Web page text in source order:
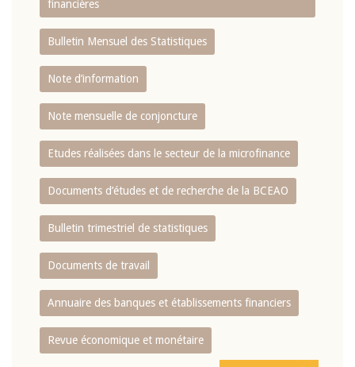
financières
Bulletin Mensuel des Statistiques
Note d’information
Note mensuelle de conjoncture
Etudes réalisées dans le secteur de la microfinance
Documents d’études et de recherche de la BCEAO
Bulletin trimestriel de statistiques
Documents de travail
Annuaire des banques et établissements financiers
Revue économique et monétaire